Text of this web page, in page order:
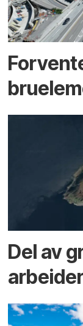
Del av